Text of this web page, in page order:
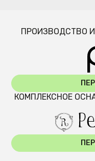
ПРОИЗВОДСТВО
КОМПЛЕКСНОЕ